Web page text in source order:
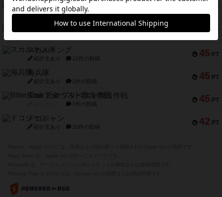
PT
ガルフストライク
紹介文あり 1件の投稿
45 PT
エコーズ・オブ・タイム
45 PT
スカルキング
紹介文あり 12件の投稿
45 PT
海兵隊
紹介文あり 1件の投稿
45 PT
Bitter End ブタペスト救出作戦
1件の投稿
42 PT
ドコジャン
紹介文あり 10件の投稿